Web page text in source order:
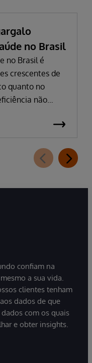
no Brasil
no Brasil é
crescentes de
quanto no
não
por
suplementar, a
pela inflação
não
do
confiam na
a sua vida.
clientes tenham
dados de que
com os quais
e obter insights.